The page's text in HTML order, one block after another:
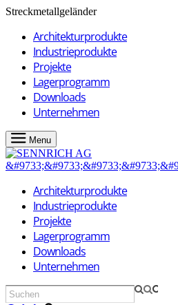
Streckmetallgeländer
Architekturprodukte
Industrieprodukte
Projekte
Lagerprogramm
Downloads
Unternehmen
Menu
Architekturprodukte
Industrieprodukte
Projekte
Lagerprogramm
Downloads
Unternehmen